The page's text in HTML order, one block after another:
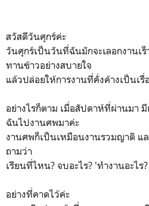
สวัสดีวันศุกร์ค่ะ
วันศุกร์เป็นวันที่ฉันมักจะเลอกงานเ
ทานข้าวอย่างสบายใจ
แล้วปล่อยให้การงานที่คั่งค้างเป็นเรื่
อย่างไรก็ตาม เมื่อสัปดาห์ที่ผ่านมา มี
ฉันไปงานศพมาค่ะ
งานศพก็เป็นเหมือนงานรวมญาติ แ
ถามว่า
เรียนที่ไหน? จบอะไร? 'ทำงานอะไร
อย่างที่คาดไว้ค่ะ